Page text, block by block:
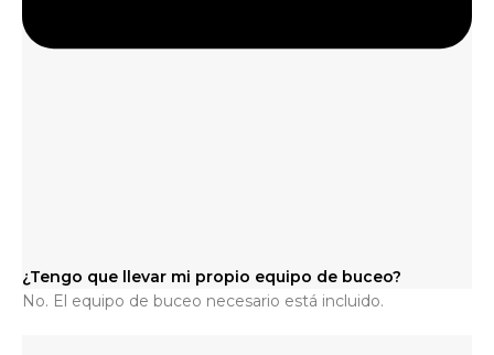
¿Tengo que llevar mi propio equipo de buceo?
No. El equipo de buceo necesario está incluido.